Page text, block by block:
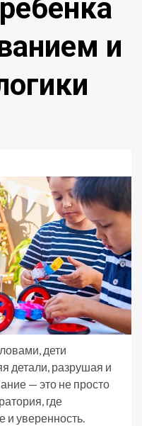
и
дети
детали, разрушая и
— это не просто
где
и уверенность.